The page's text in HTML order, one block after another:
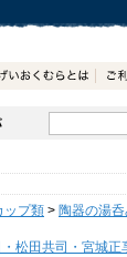
ップ類 > 陶器の湯
松田共司・宮城正